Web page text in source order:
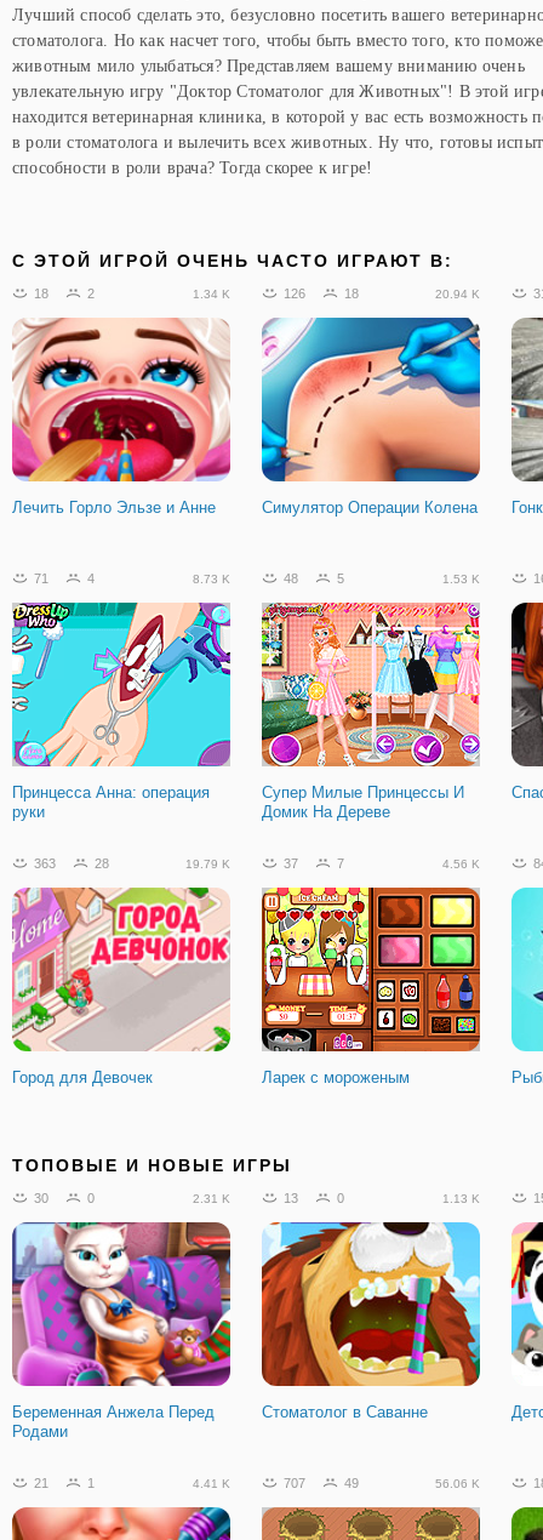
Лучший способ сделать это, безусловно посетить вашего
стоматолога. Но как насчет того, чтобы быть вместо того, кто
животным мило улыбаться? Представляем вашему вниманию очень
увлекательную игру "Доктор Стоматолог для Животных"! В этой
находится ветеринарная клиника, в которой у вас есть возможность
в роли стоматолога и вылечить всех животных. Ну что, готовы
способности в роли врача? Тогда скорее к игре!
C ЭТОЙ ИГРОЙ ОЧЕНЬ ЧАСТО ИГРАЮТ В:
18 2 1.34 K
Лечить Горло Эльзе и Анне
126 18 20.94 K
Симулятор Операции Колена
71 4 8.73 K
Принцесса Анна: операция
руки
48 5 1.53 K
Супер Милые Принцессы И
Домик На Дереве
363 28 19.79 K
Город для Девочек
37 7 4.56 K
Ларек с мороженым
Стикмен Чемпион по Боксу
Снежная Королева
Выздоровления Больница
322
ТОПОВЫЕ И НОВЫЕ ИГРЫ
30 0 2.31 K
Беременная Анжела Перед
Родами
13 0 1.13 K
Стоматолог в Саванне
21 1 4.41 K 707 49 56.06 K